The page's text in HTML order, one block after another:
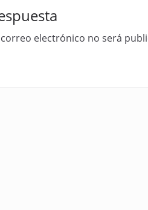
electrónico no será